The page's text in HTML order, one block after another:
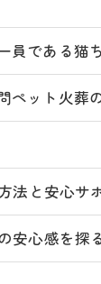
員である猫
ペット火葬
法と安心サ
安心感を探